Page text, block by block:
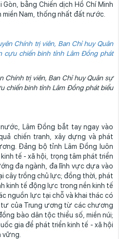
bằng Chiến dịch Hồ Chí Minh
Nam, thống nhất đất nước.
Chính trị viên, Ban Chỉ huy Quân sự
chiến binh tỉnh Lâm Đồng phát biểu
Lâm Đồng bắt tay ngay vào
chiến tranh, xây dựng và phát
Đảng bộ tỉnh Lâm Đồng luôn
tế - xã hội, trọng tâm phát triển
đa ngành, đa lĩnh vực dựa vào
cây trồng chủ lực; đồng thời, phát
kinh tế động lực trong nền kinh tế
nguồn lực tại chỗ và khai thác có
tư của Trung ương từ các chương
bào dân tộc thiểu số, miền núi;
gia để phát triển kinh tế - xã hội